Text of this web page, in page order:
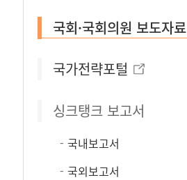
국회·국회의원 보도자료
국가전략포털
싱크탱크 보고서
국내보고서
국외보고서